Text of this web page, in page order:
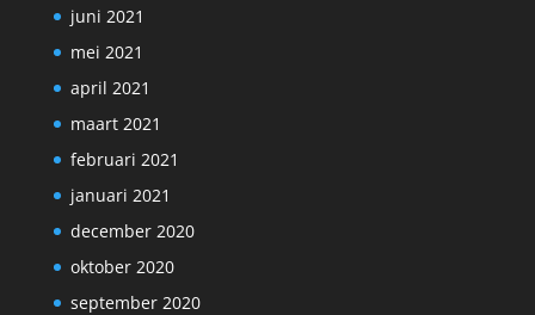
juni 2021
mei 2021
april 2021
maart 2021
februari 2021
januari 2021
december 2020
oktober 2020
september 2020